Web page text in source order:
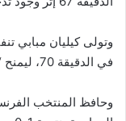
وتولى كيليان مبابي
في الدقيقة 70، ليمنح “الديوك” بطاقة العبور إلى الدور ربع النهائي.
وحافظ المنتخب